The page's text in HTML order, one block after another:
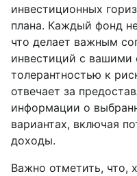
инвестиционных
плана. Каждый фонд
что делает важным
инвестиций с
толерантностью к
отвечает за
информации о
вариантах, включая
доходы.
Важно отметить, что,